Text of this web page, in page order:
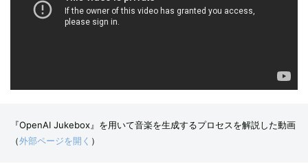
『OpenAI Jukebox』を用いて音楽を生成するプロセスを解説した動画
（外部ページを開く ）